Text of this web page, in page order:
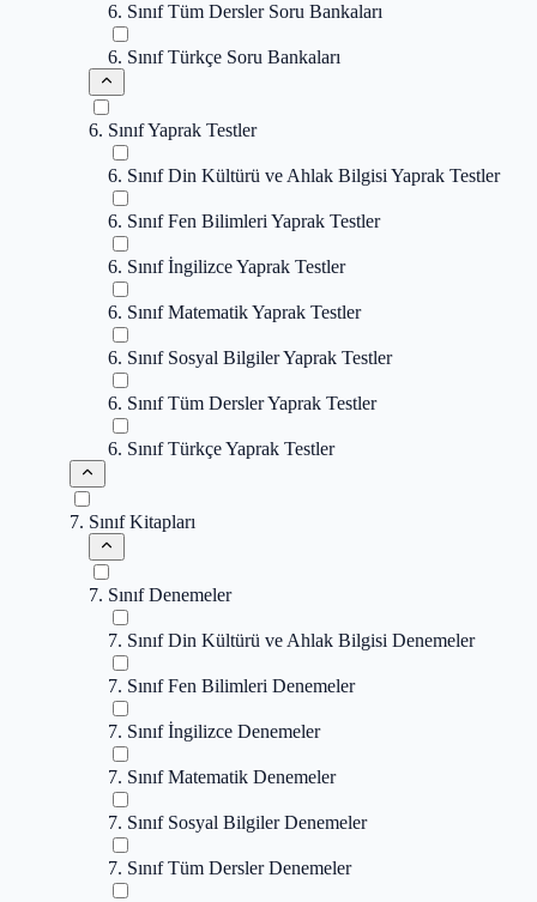
6. Sınıf Tüm Dersler Soru Bankaları
6. Sınıf Türkçe Soru Bankaları
6. Sınıf Yaprak Testler
6. Sınıf Din Kültürü ve Ahlak Bilgisi Yaprak Testler
6. Sınıf Fen Bilimleri Yaprak Testler
6. Sınıf İngilizce Yaprak Testler
6. Sınıf Matematik Yaprak Testler
6. Sınıf Sosyal Bilgiler Yaprak Testler
6. Sınıf Tüm Dersler Yaprak Testler
6. Sınıf Türkçe Yaprak Testler
7. Sınıf Kitapları
7. Sınıf Denemeler
7. Sınıf Din Kültürü ve Ahlak Bilgisi Denemeler
7. Sınıf Fen Bilimleri Denemeler
7. Sınıf İngilizce Denemeler
7. Sınıf Matematik Denemeler
7. Sınıf Sosyal Bilgiler Denemeler
7. Sınıf Tüm Dersler Denemeler